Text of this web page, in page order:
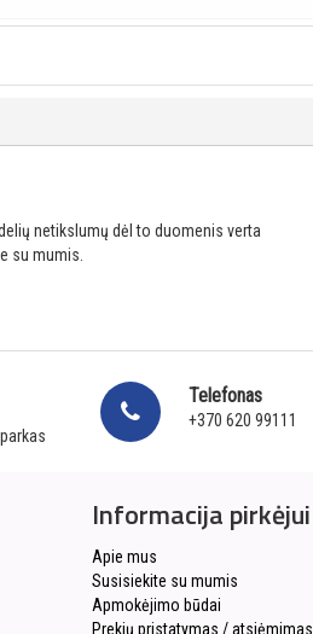
netikslumų dėl to duomenis verta
su mumis.
Telefonas
+370 620 99111
Informacija pirkėjui
Apie mus
Susisiekite su mumis
Apmokėjimo būdai
Prekių pristatymas / atsiėmimas